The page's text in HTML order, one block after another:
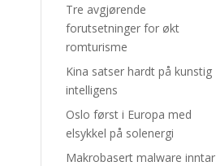
Tre avgjørende
forutsetninger for økt
romturisme
Kina satser hardt på kunstig
intelligens
Oslo først i Europa med
elsykkel på solenergi
Makrobasert malware inntar